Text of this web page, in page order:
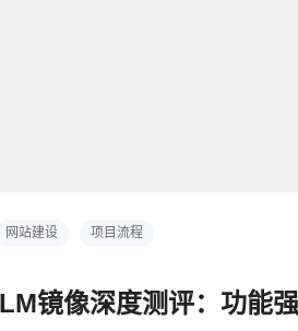
网站建设 项目流程
镜像深度测评：功能